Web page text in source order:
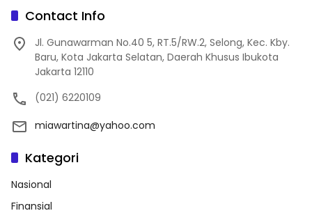
Contact Info
Jl. Gunawarman No.40 5, RT.5/RW.2, Selong, Kec. Kby.
Baru, Kota Jakarta Selatan, Daerah Khusus Ibukota
Jakarta 12110
(021) 6220109
miawartina@yahoo.com
Kategori
Nasional
Finansial